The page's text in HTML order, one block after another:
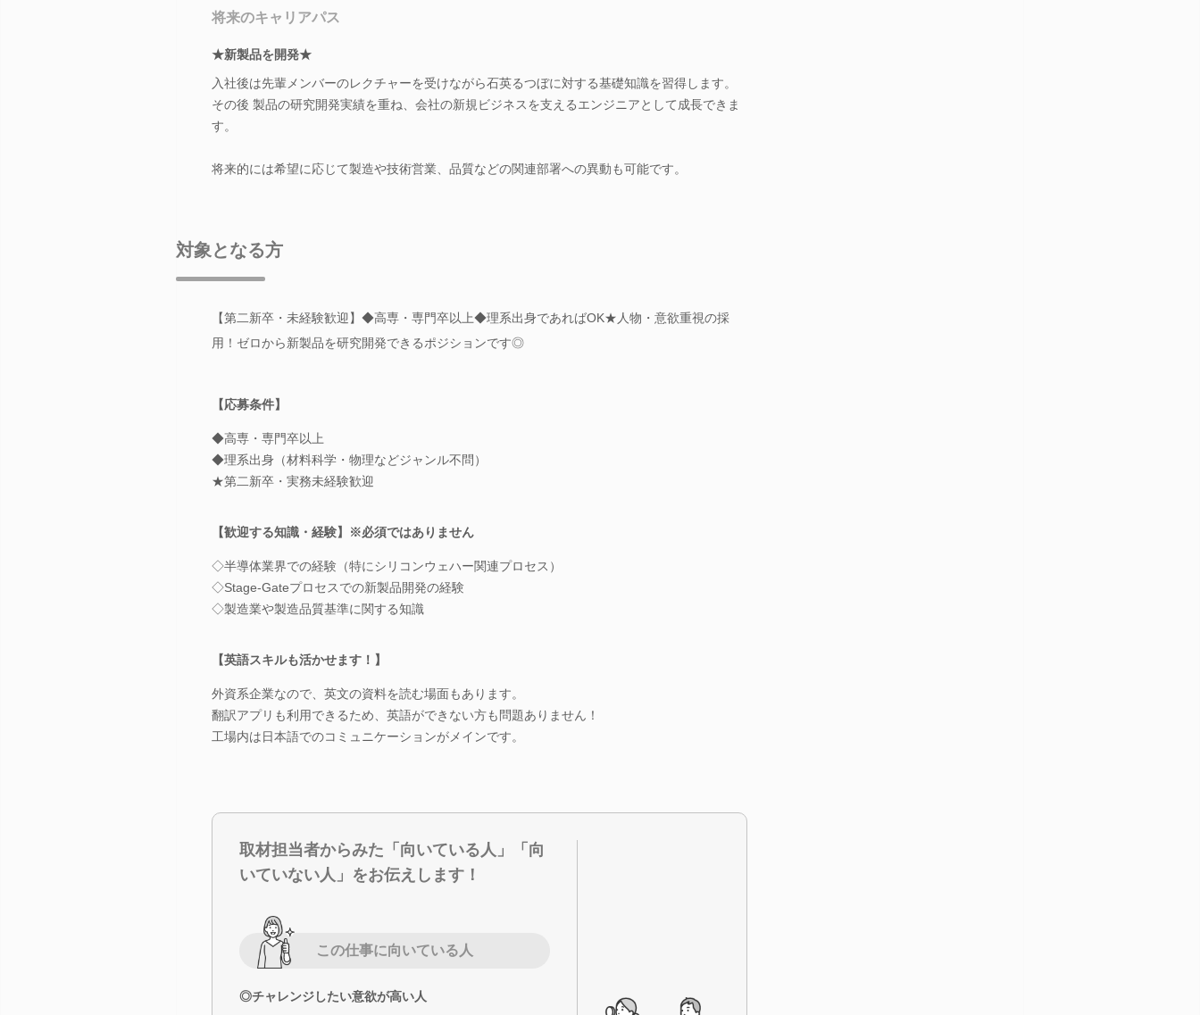
将来のキャリアパス
★新製品を開発★
入社後は先輩メンバーのレクチャーを受けながら石英るつぼに対する基礎知識を習得します。
その後 製品の研究開発実績を重ね、会社の新規ビジネスを支えるエンジニアとして成長できま
す。
将来的には希望に応じて製造や技術営業、品質などの関連部署への異動も可能です。
対象となる方
【第二新卒・未経験歓迎】◆高専・専門卒以上◆理系出身であればOK★人物・意欲重視の採
用！ゼロから新製品を研究開発できるポジションです◎
【応募条件】
◆高専・専門卒以上
◆理系出身（材料科学・物理などジャンル不問）
★第二新卒・実務未経験歓迎
【歓迎する知識・経験】※必須ではありません
◇半導体業界での経験（特にシリコンウェハー関連プロセス）
◇Stage-Gateプロセスでの新製品開発の経験
◇製造業や製造品質基準に関する知識
【英語スキルも活かせます！】
外資系企業なので、英文の資料を読む場面もあります。
翻訳アプリも利用できるため、英語ができない方も問題ありません！
工場内は日本語でのコミュニケーションがメインです。
取材担当者からみた「向いている人」「向
いていない人」をお伝えします！
この仕事に向いている人
◎チャレンジしたい意欲が高い人